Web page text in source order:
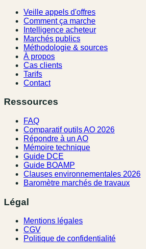
Veille appels d'offres
Comment ça marche
Intelligence acheteur
Marchés publics
Méthodologie & sources
À propos
Cas clients
Tarifs
Contact
Ressources
FAQ
Comparatif outils AO 2026
Répondre à un AO
Mémoire technique
Guide DCE
Guide BOAMP
Clauses environnementales 2026
Baromètre marchés de travaux
Légal
Mentions légales
CGV
Politique de confidentialité